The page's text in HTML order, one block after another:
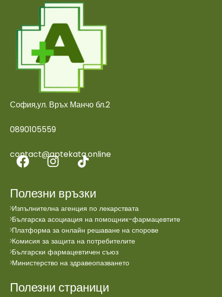
София,ул. Връх Манчо бл.2
0890105559
contact@aptekata.online
Полезни връзки
Изпълнителна агенция по лекарствата
Българска асоциация на помощник-фармацевтите
Платформа за онлайн решаване на спорове
Комисия за защита на потребителите
Български фармацевтичен съюз
Министерство на здравеопазването
Полезни страници